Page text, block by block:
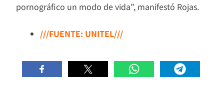
pornográfico un modo de vida”, manifestó Rojas.
///FUENTE: UNITEL///